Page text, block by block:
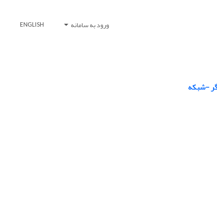
ورود به سامانه ENGLISH
-شبکه